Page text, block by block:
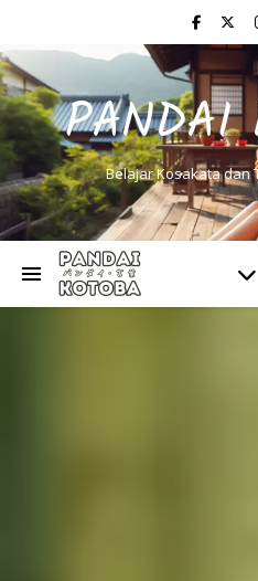
PANDAI
Belajar Kosakata dan